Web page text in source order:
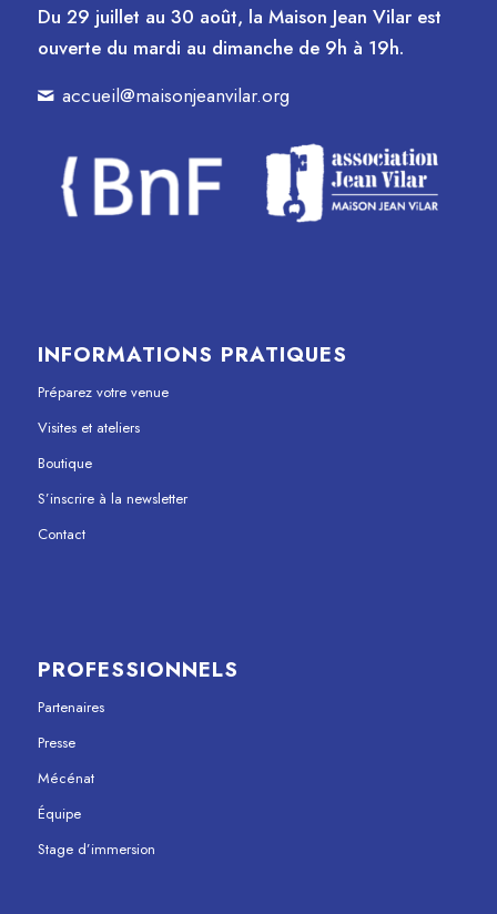
Du 29 juillet au 30 août, la Maison Jean Vilar est
ouverte du mardi au dimanche de 9h à 19h.
accueil@maisonjeanvilar.org
INFORMATIONS PRATIQUES
Préparez votre venue
Visites et ateliers
Boutique
S’inscrire à la newsletter
Contact
PROFESSIONNELS
Partenaires
Presse
Mécénat
Équipe
Stage d’immersion